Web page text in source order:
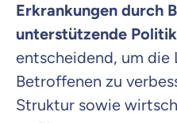
Erkrankungen durch
unterstützende Politik
entscheidend, um die
Betroffenen zu
Struktur sowie